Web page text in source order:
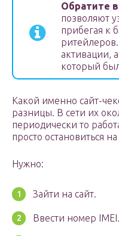
Обратите
позволяют
прибегая к
активации,
который
Какой именно сайт-
разницы. В сети их
периодически то
просто остановиться
Нужно:
Зайти на сайт.
Ввести номер IMEI.